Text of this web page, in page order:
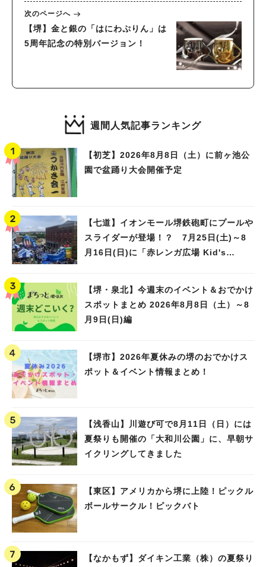
次のページへ
【堺】金と銀の「はにわぷりん」は
5周年記念の特別バージョン！
週間人気記事ランキング
【初芝】2026年8月8日（土）に前ヶ池公
園で盆踊り大会開催予定
【七道】イオンモール堺鉄砲町にプールや
スライダーが登場！？ 7月25日(土)～8
月16日(日)に「赤レンガ広場 Kid's
【堺・泉北】今週末のイベント＆おでかけ
スポットまとめ 2026年8月8日（土）～8
月9日(日)編
【堺市】2026年夏休みの堺のおでかけス
ポット＆イベント情報まとめ！
【浅香山】川遊び可で8月11日（日）には
夏祭りも開催の「大和川公園」に、早朝サ
イクリングしてきました
【東区】アメリカから堺に上陸！ピックル
ボールサークル！ピックバト
【なかもず】ダイキン工業（株）の夏祭り